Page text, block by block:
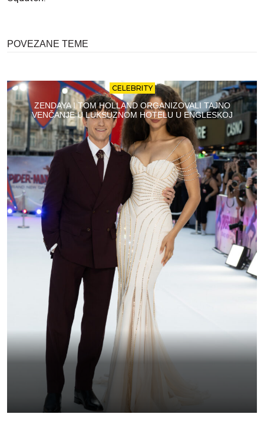
POVEZANE TEME
CELEBRITY
ZENDAYA I TOM HOLLAND ORGANIZOVALI TAJNO
VENČANJE U LUKSUZNOM HOTELU U ENGLESKOJ